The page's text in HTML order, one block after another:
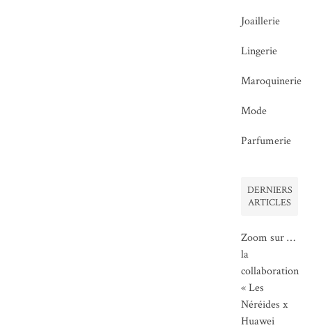
Joaillerie
Lingerie
Maroquinerie
Mode
Parfumerie
DERNIERS
ARTICLES
Zoom sur …
la
collaboration
« Les
Néréides x
Huawei